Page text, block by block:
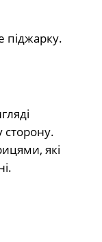
піджарку.
які